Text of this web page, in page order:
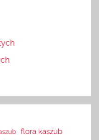
flora kaszub